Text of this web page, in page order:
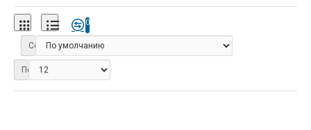
0
Сортировка:
Показать: